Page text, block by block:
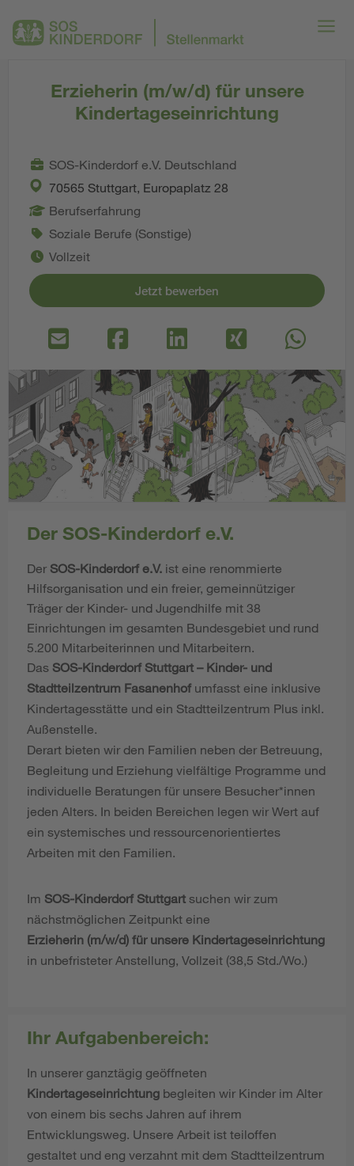
Erzieherin (m/w/d) für unsere
Kindertageseinrichtung
SOS-Kinderdorf e.V. Deutschland
70565 Stuttgart, Europaplatz 28
Berufserfahrung
Soziale Berufe (Sonstige)
Vollzeit
Jetzt bewerben
Der SOS-Kinderdorf e.V.
Der SOS-Kinderdorf e.V. ist eine renommierte
Hilfsorganisation und ein freier, gemeinnütziger
Träger der Kinder- und Jugendhilfe mit 38
Einrichtungen im gesamten Bundesgebiet und rund
5.200 Mitarbeiterinnen und Mitarbeitern.
Das SOS-Kinderdorf Stuttgart – Kinder- und
Stadtteilzentrum Fasanenhof umfasst eine inklusive
Kindertagesstätte und ein Stadtteilzentrum Plus inkl.
Außenstelle.
Derart bieten wir den Familien neben der Betreuung,
Begleitung und Erziehung vielfältige Programme und
individuelle Beratungen für unsere Besucher*innen
jeden Alters. In beiden Bereichen legen wir Wert auf
ein systemisches und ressourcenorientiertes
Arbeiten mit den Familien.
Im SOS-Kinderdorf Stuttgart suchen wir zum
nächstmöglichen Zeitpunkt eine
Erzieherin (m/w/d) für unsere Kindertageseinrichtung
in unbefristeter Anstellung, Vollzeit (38,5 Std./Wo.)
Ihr Aufgabenbereich:
In unserer ganztägig geöffneten
Kindertageseinrichtung begleiten wir Kinder im Alter
von einem bis sechs Jahren auf ihrem
Entwicklungsweg. Unsere Arbeit ist teiloffen
gestaltet und eng verzahnt mit dem Stadtteilzentrum